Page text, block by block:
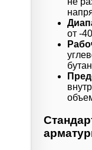
от -